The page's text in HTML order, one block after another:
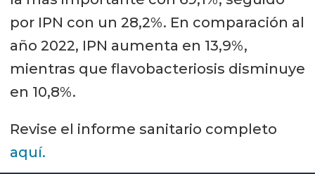
por IPN con un 28,2%. En comparación al
año 2022, IPN aumenta en 13,9%,
mientras que flavobacteriosis disminuye
en 10,8%.
Revise el informe sanitario completo
aquí.